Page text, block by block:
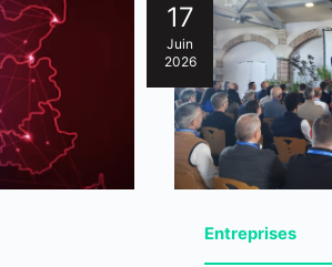
17
Juin
2026
Entreprises